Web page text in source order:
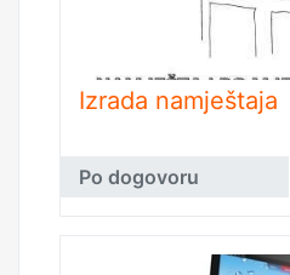
Izrada namještaja
Po dogovoru